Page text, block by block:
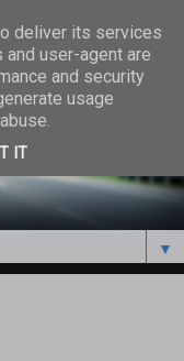
E
▼
deliver its services
and user-agent are
and security
usage
IT